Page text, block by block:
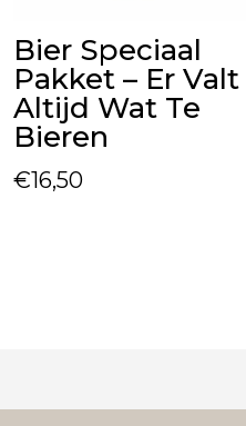
Bier Speciaal
Pakket – Er Valt
Altijd Wat Te
Bieren
€16,50